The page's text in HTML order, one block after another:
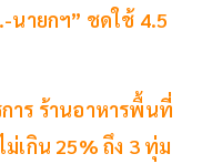
นายกฯ” ชดใช้ 4.5
าร ร้านอาหารพื้นที่
เกิน 25% ถึง 3 ทุ่ม